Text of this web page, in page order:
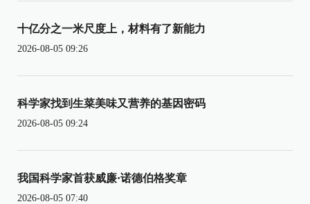
十亿分之一米尺度上，材料有了新能力
2026-08-05 09:26
科学家找到生菜美味又营养的基因密码
2026-08-05 09:24
我国科学家首获威廉·诺德伯格奖章
2026-08-05 07:40